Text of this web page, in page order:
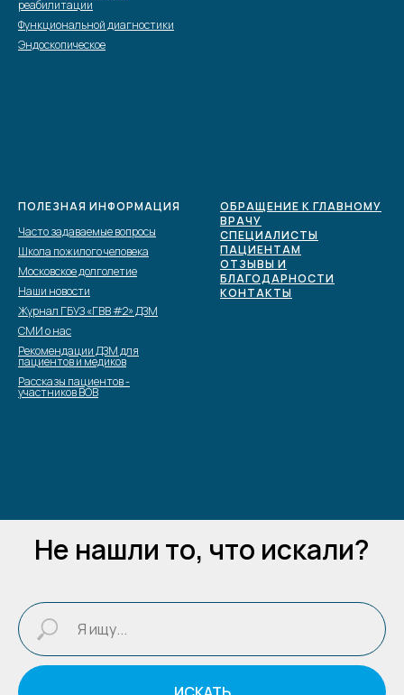
реабилитации
Функциональной диагностики
Эндоскопическое
ПОЛЕЗНАЯ ИНФОРМАЦИЯ
Часто задаваемые вопросы
Школа пожилого человека
Московское долголетие
Наши новости
Журнал ГБУЗ «ГВВ #2» ДЗМ
СМИ о нас
Рекомендации ДЗМ для
пациентов и медиков
Рассказы пациентов -
участников ВОВ
ОБРАЩЕНИЕ К ГЛАВНОМУ
ВРАЧУ
СПЕЦИАЛИСТЫ
ПАЦИЕНТАМ
ОТЗЫВЫ И
БЛАГОДАРНОСТИ
КОНТАКТЫ
Не нашли то, что искали?